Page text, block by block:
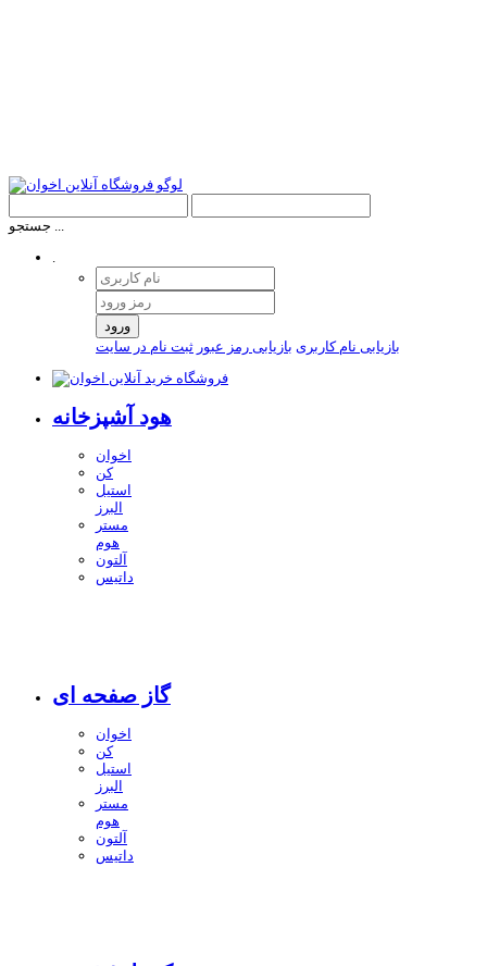
جستجو ...
.
ورود
بازیابی نام کاربری بازیابی رمز عبور ثبت نام در سایت
هود آشپزخانه
اخوان
کن
استیل
البرز
مستر
هوم
آلتون
داتیس
گاز صفحه ای
اخوان
کن
استیل
البرز
مستر
هوم
آلتون
داتیس